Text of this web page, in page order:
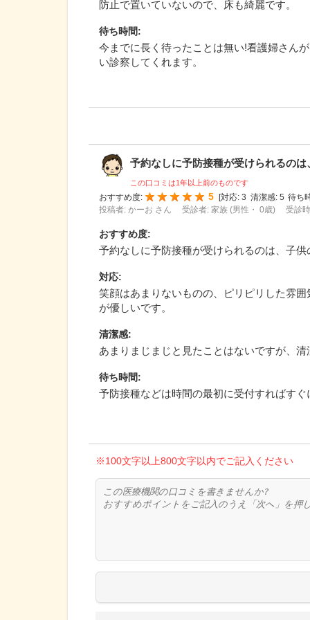
防止で置いていないので、床も綺麗です。
待ち時間:
今までに長く待ったことは無い!看護婦さん
い診察してくれます。
予約なしに予防接種が受けられるのは
この口コミは1年以上前のものです
おすすめ度:
5 対応: 3 清潔感: 5 待ち
投稿者: かーお さん
受診者: 家族 (男性・ 0歳) 受診
おすすめ度:
予約なしに予防接種が受けられるのは、子
対応:
笑顔はあまりないものの、ピリピリした雰
が優しいです。
清潔感:
あまりまじまじと見たことはないですが、
待ち時間:
予防接種などは時間の最初に受付すればす
※100文字以上800文字以内でご記入ください